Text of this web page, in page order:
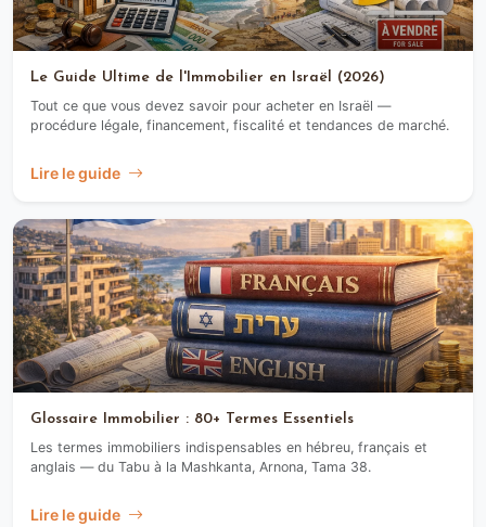
Le Guide Ultime de l'Immobilier en Israël (2026)
Tout ce que vous devez savoir pour acheter en Israël —
procédure légale, financement, fiscalité et tendances de marché.
Lire le guide
Glossaire Immobilier : 80+ Termes Essentiels
Les termes immobiliers indispensables en hébreu, français et
anglais — du Tabu à la Mashkanta, Arnona, Tama 38.
Lire le guide